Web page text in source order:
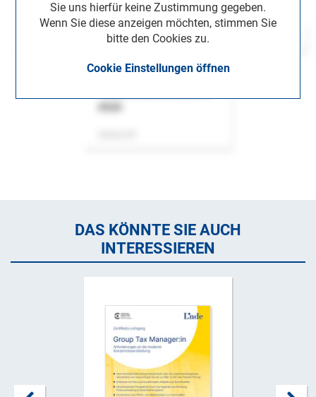
Sie uns hierfür keine Zustimmung gegeben.
Wenn Sie diese anzeigen möchten, stimmen Sie
bitte den Cookies zu.
Cookie Einstellungen öffnen
DAS KÖNNTE SIE AUCH
INTERESSIEREN